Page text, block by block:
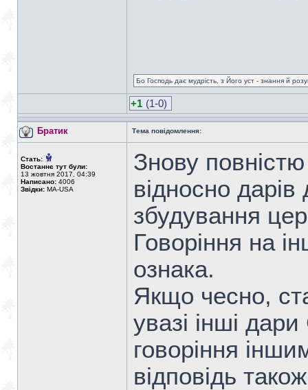
Бо Господь дає мудрість, з Його уст - знання й
+1 (1-0)
Братик Тема повідомлення:
Стать:
Востаннє тут були:
13 жовтня 2017, 04:39
Написано: 4006
Звідки: MA-USA
Знову
відносно
збудування
Говоріння на
ознака.
Якщо чесно,
увазі інші
говоріння
відповідь